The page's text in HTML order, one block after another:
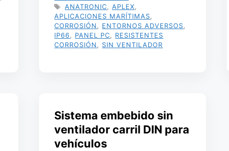
ETIQUETAS
ANATRONIC ,APLEX
APLICACIONES MARÍTIMAS
CORROSIÓN
ENTORNOS ADVERSOS
IP66
PANEL PC
RESISTENTES
CORROSIÓN
SIN VENTILADOR
Sistema embebido sin
ventilador carril DIN para
vehículos